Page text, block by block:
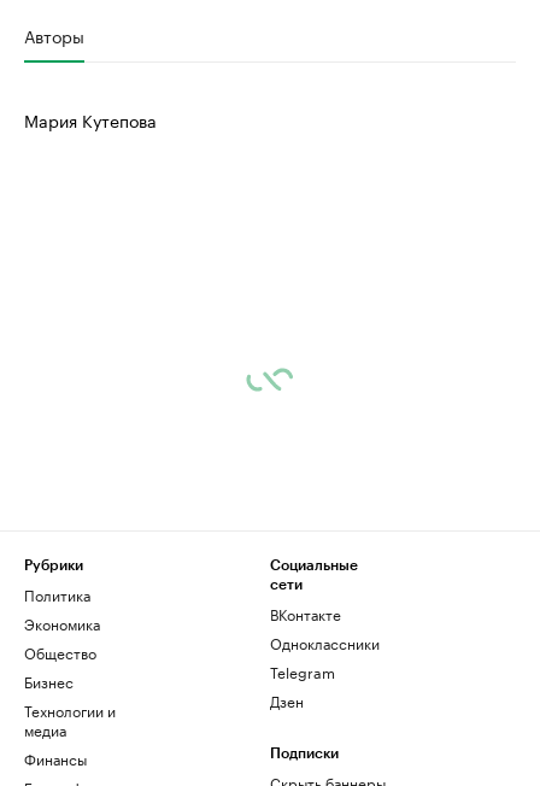
Авторы
Мария Кутепова
Рубрики
Политика
Экономика
Общество
Бизнес
Технологии и
медиа
Финансы
Социальные
сети
ВКонтакте
Одноклассники
Telegram
Дзен
Подписки